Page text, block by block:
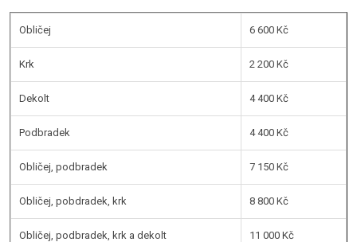
Obličej 6 600 Kč
Krk 2 200 Kč
Dekolt 4 400 Kč
Podbradek 4 400 Kč
Obličej, podbradek 7 150 Kč
Obličej, pobdradek, krk 8 800 Kč
Obličej, podbradek, krk a dekolt 11 000 Kč